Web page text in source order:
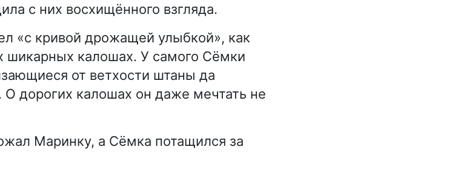
с них восхищённого взгляда.
«с кривой дрожащей улыбкой», как
шикарных калошах. У самого Сёмки
от ветхости штаны да
О дорогих калошах он даже мечтать не
Маринку, а Сёмка потащился за